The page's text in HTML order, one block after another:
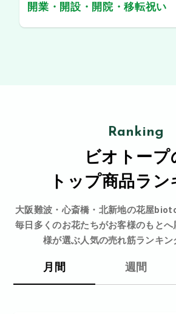
開業・開設・開院・移転祝い
Ranking
ビオトープ
トップ商品ラ
大阪難波・心斎橋・北新地の花屋
毎日多くのお花たちがお客様のもと
様が選ぶ人気の売れ筋ランキン
月間 週間